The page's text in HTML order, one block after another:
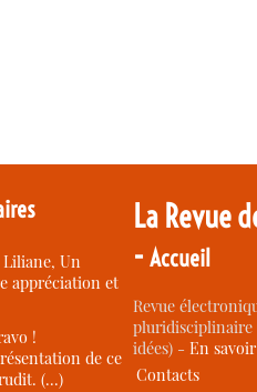
Liliane, Un
appréciation et
!
de ce
(…)
La Revue
-Accueil
Revue
idées) -En
Contacts